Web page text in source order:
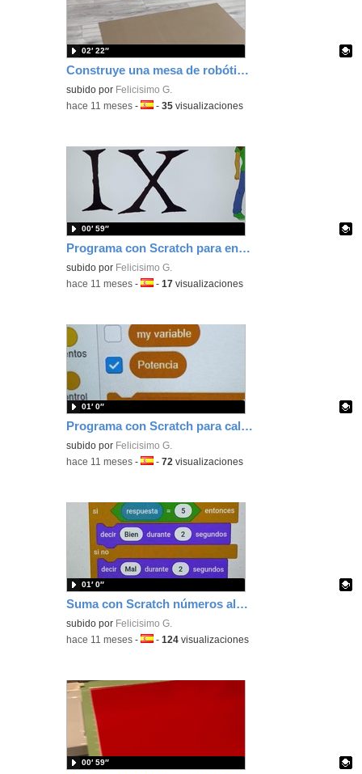
Construye una mesa de robótica para trabajar con seguridad.
Contenido educativo.
subido por Felicisimo G.
02′ 22″
-hace 11 meses -Idioma:
-35 visualizaciones
Programa con Scratch para enseñar los números romanos, sumando o restando valor según la posición.
Contenido educativo.
subido por Felicisimo G.
00′ 59″
-hace 11 meses -Idioma:
-17 visualizaciones
Programa con Scratch para calcular potencias
Contenido educativo.
subido por Felicisimo G.
01′ 0″
-hace 11 meses -Idioma:
-72 visualizaciones
Suma con Scratch números aleatorios con su resultado
Contenido educativo.
subido por Felicisimo G.
01′ 0″
-hace 11 meses -Idioma:
-124 visualizaciones
00′ 59″